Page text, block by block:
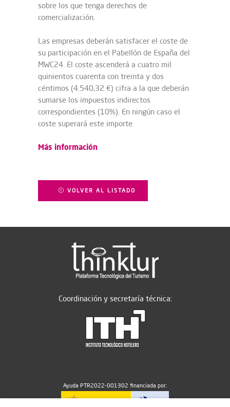
sobre los que tenga derechos de
comercialización.
Las empresas deberán satisfacer el coste de
su participación en el Pabellón de España del
MWC24. El coste ascenderá a cuatro mil
quinientos cuarenta con treinta y dos
céntimos (4.540,32 €) cifra a la que deberán
sumarse los impuestos indirectos
correspondientes (10%). En ningún caso el
coste superará este importe.
Más información
VOLVER AL LISTADO
Coordinación y secretaría técnica:
Ayuda PTR2022-001302 financiada por: